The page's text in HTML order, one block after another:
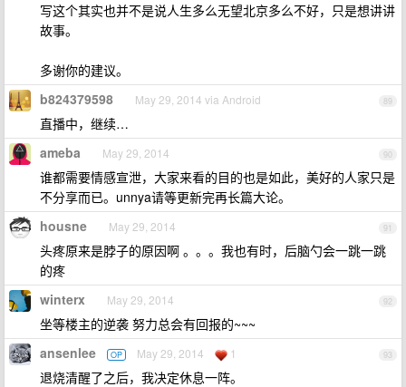
写这个其实也并不是说人生多么无望北京多么不好，只是想讲讲
故事。
多谢你的建议。
89
b824379598 May 29, 2014 via Android
直播中，继续…
90
ameba May 29, 2014
谁都需要情感宣泄，大家来看的目的也是如此，美好的人家只是
不分享而已。unnya请等更新完再长篇大论。
91
housne May 29, 2014
头疼原来是脖子的原因啊 。。。我也有时，后脑勺会一跳一跳
的疼
92
winterx May 29, 2014
坐等楼主的逆袭 努力总会有回报的~~~
93
ansenlee OP May 29, 2014 1
退烧清醒了之后，我决定休息一阵。